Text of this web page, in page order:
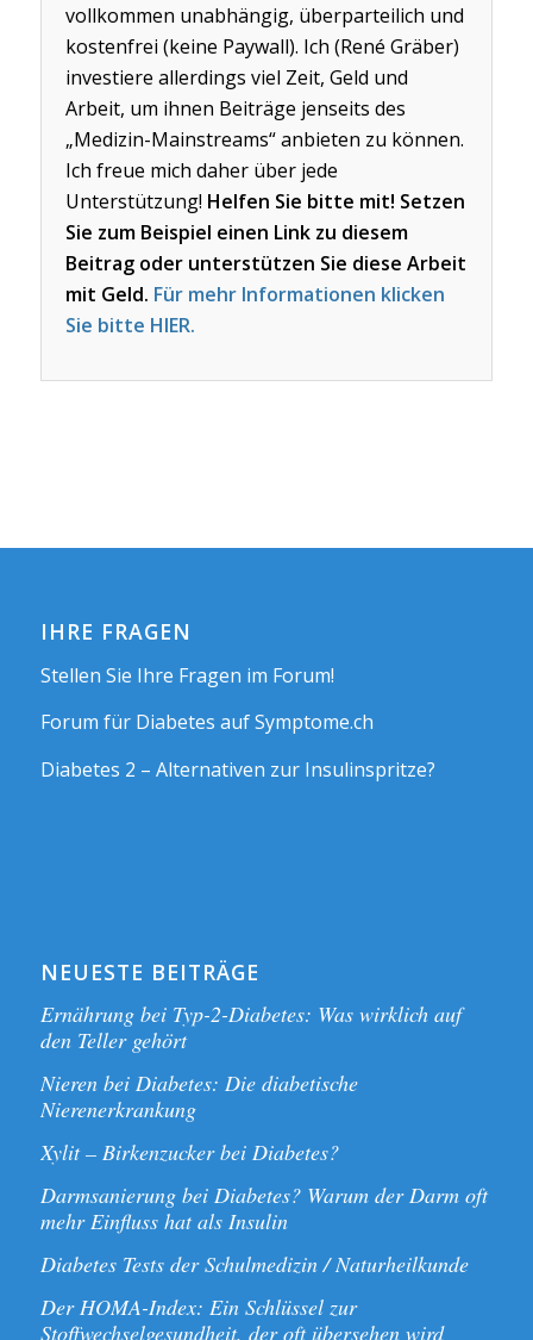
vollkommen unabhängig, überparteilich und
kostenfrei (keine Paywall). Ich (René Gräber)
investiere allerdings viel Zeit, Geld und
Arbeit, um ihnen Beiträge jenseits des
„Medizin-Mainstreams“ anbieten zu können.
Ich freue mich daher über jede
Unterstützung! Helfen Sie bitte mit! Setzen
Sie zum Beispiel einen Link zu diesem
Beitrag oder unterstützen Sie diese Arbeit
mit Geld. Für mehr Informationen klicken
Sie bitte HIER.
IHRE FRAGEN
Stellen Sie Ihre Fragen im Forum!
Forum für Diabetes auf Symptome.ch
Diabetes 2 – Alternativen zur Insulinspritze?
NEUESTE BEITRÄGE
Ernährung bei Typ-2-Diabetes: Was wirklich auf
den Teller gehört
Nieren bei Diabetes: Die diabetische
Nierenerkrankung
Xylit – Birkenzucker bei Diabetes?
Darmsanierung bei Diabetes? Warum der Darm oft
mehr Einfluss hat als Insulin
Diabetes Tests der Schulmedizin / Naturheilkunde
Der HOMA-Index: Ein Schlüssel zur
Stoffwechselgesundheit, der oft übersehen wird